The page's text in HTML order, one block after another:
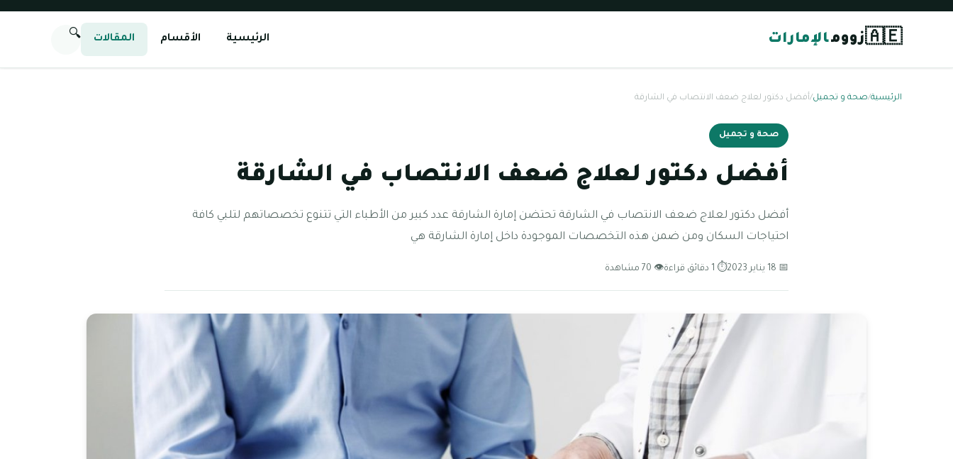
🇦🇪زوومالإمارات الرئيسية الأقسام المقالات 🔍
الرئيسية/صحة و تجميل/أفضل دكتور لعلاج ضعف الانتصاب في الشارقة
صحة و تجميل
أفضل دكتور لعلاج ضعف الانتصاب في الشارقة
أفضل دكتور لعلاج ضعف الانتصاب في الشارقة تحتضن إمارة الشارقة عدد كبير من الأطباء التي تتنوع تخصصاتهم لتلبي كافة
احتياجات السكان ومن ضمن هذه التخصصات الموجودة داخل إمارة الشارقة هي
📅 18 يناير 2023 ⏱ 1 دقائق قراءة 👁 70 مشاهدة